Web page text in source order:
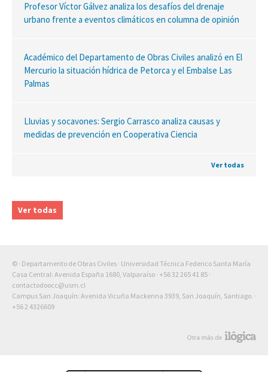
Profesor Víctor Gálvez analiza los desafíos del drenaje
urbano frente a eventos climáticos en columna de opinión
Académico del Departamento de Obras Civiles analizó en El
Mercurio la situación hídrica de Petorca y el Embalse Las
Palmas
Lluvias y socavones: Sergio Carrasco analiza causas y
medidas de prevención en Cooperativa Ciencia
Ver todas
Ver todas
© · Departamento de Obras Civiles · Universidad Técnica Federico Santa María
Casa Central: Avenida España 1680, Valparaíso · +56 32 265 41 85 ·
contactodoocc@usm.cl
Campus San Joaquín: Avenida Vicuña Mackenna 3939, San Joaquín, Santiago. ·
+56 2 4326609